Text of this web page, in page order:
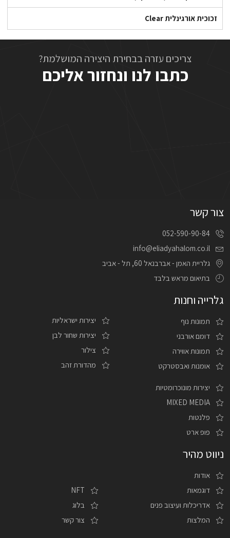
זכוכית אורגינלית Clear
צריכים עזרה בבחירת היצירה המושלמת?
כתבו לנו ונחזור אליכם
צור קשר
052-590-90-84
info@eliadyahalom.co.il
גלריית האמן - אברבנאל 60, תל - אביב
בתיאום מראש בלבד
גלרייה וחנות
תמונות נוף
דומם אורבני
תמונות אווירה
אומנות ואבסטרקט
יצירות ישראליות
יצירות שחור לבן
צילור
מהדורת זהב
יצירות מונוכרומטיות
MIXED MEDIA
פלנטות
פופ ארט
ניווט מהיר
אודות
דוגמאות
אדריכלות ועיצוב פנים
המלצות
NFT
בלוג
צור קשר